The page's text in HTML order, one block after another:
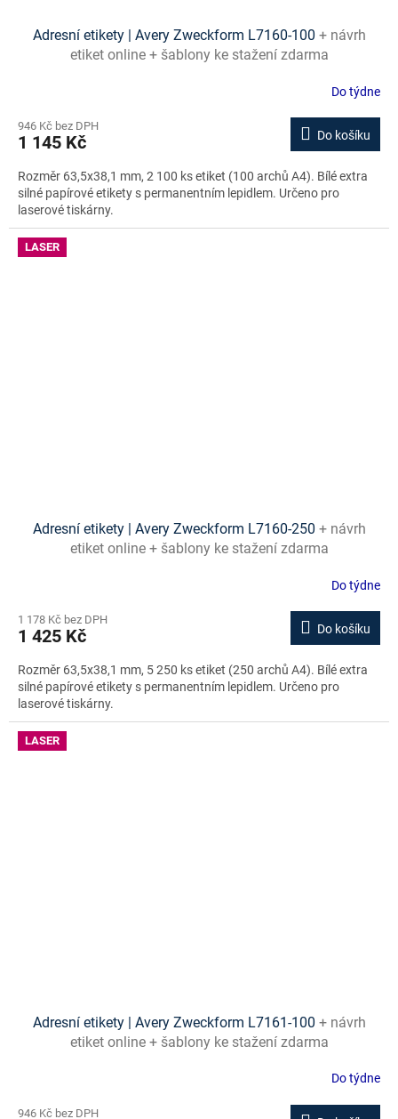
Adresní etikety | Avery Zweckform L7160-100 + návrh
etiket online + šablony ke stažení zdarma
Do týdne
946 Kč bez DPH
1 145 Kč Do košíku
Rozměr 63,5x38,1 mm, 2 100 ks etiket (100 archů A4). Bílé extra
silné papírové etikety s permanentním lepidlem. Určeno pro
laserové tiskárny.
LASER
Adresní etikety | Avery Zweckform L7160-250 + návrh
etiket online + šablony ke stažení zdarma
Do týdne
1 178 Kč bez DPH
1 425 Kč Do košíku
Rozměr 63,5x38,1 mm, 5 250 ks etiket (250 archů A4). Bílé extra
silné papírové etikety s permanentním lepidlem. Určeno pro
laserové tiskárny.
LASER
Adresní etikety | Avery Zweckform L7161-100 + návrh
etiket online + šablony ke stažení zdarma
Do týdne
946 Kč bez DPH